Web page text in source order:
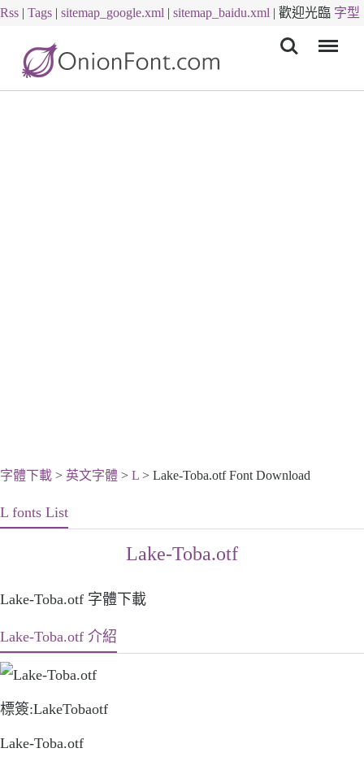
Rss | Tags | sitemap_google.xml | sitemap_baidu.xml | 歡迎光臨 字型
字體下載 > 英文字體 > L > Lake-Toba.otf Font Download
L fonts List
Lake-Toba.otf
Lake-Toba.otf 字體下載
Lake-Toba.otf 介紹
標簽:LakeTobaotf
Lake-Toba.otf